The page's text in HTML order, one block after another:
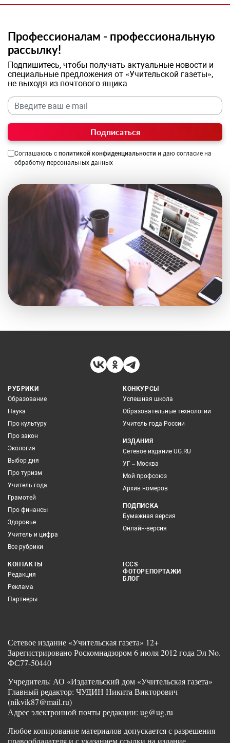
Профессионалам - профессиональную
рассылку!
Подпишитесь, чтобы получать актуальные новости и
специальные предложения от «Учительской газеты»,
не выходя из почтового ящика
Подписаться
Соглашаюсь с политикой конфиденциальности и даю согласие на
обработку персональных данных
РУБРИКИ
Образование
Наука
Про культуру
Про закон
Экология
Выбор дня
Про туризм
Учитель года
Грамотей
Про финансы
Здоровье
Учитель и цифра
Все рубрики
КОНКУРСЫ
Успешная школа
Образовательные технологии
Учитель года России
ИЗДАНИЯ
Сетевое издание UG.RU
УГ – Москва
Мой профсоюз
Архив номеров
ПОДПИСКА
Бумажная версия
Онлайн-версия
КОНТАКТЫ
Редакция
Реклама
Партнеры
ICCS
ФОТОРЕПОРТАЖИ
БЛОГ
Сетевое издание «Учительская газета» 12+
Зарегистрировано Роскомнадзором 6 июля 2012 года Эл No.
ФС77-50440
Учредитель: АО «Издательский дом «Учительская газета»
Главный редактор: ЧУДИН Никита Викторович
(nikvik87@mail.ru)
Адрес электронной почты редакции: ug@ug.ru
Любое копирование материалов допускается с разрешения
правообладателя и с указанием ссылки на издание